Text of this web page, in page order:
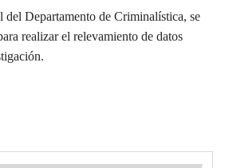
del Departamento de Criminalística, se
realizar el relevamiento de datos